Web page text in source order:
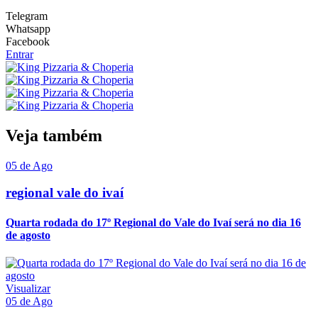
Telegram
Whatsapp
Facebook
Entrar
Veja também
05 de Ago
regional vale do ivaí
Quarta rodada do 17º Regional do Vale do Ivaí será no dia 16
de agosto
Visualizar
05 de Ago